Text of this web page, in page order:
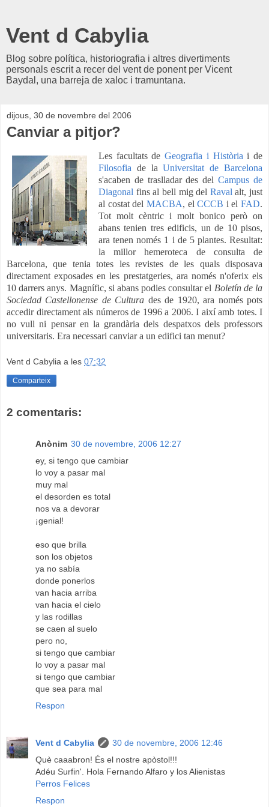
Vent d Cabylia
Blog sobre política, historiografia i altres divertiments
personals escrit a recer del vent de ponent per Vicent
Baydal, una barreja de xaloc i tramuntana.
dijous, 30 de novembre del 2006
Canviar a pitjor?
Les facultats deGeografia i Història i de
Filosofia de laUniversitat de Barcelona
s'acaben de traslladar des delCampus de
Diagonal fins al bell mig del Ravalalt, just
al costat del MACBA, elCCCB i el FAD.
Tot molt cèntric i molt bonico però on
abans tenien tres edificis, un de 10 pisos,
ara tenen només 1 i de 5 plantes. Resultat:
la millor hemeroteca de consulta de
Barcelona, que tenia totes les revistes de les quals disposava
directament exposades en les prestatgeries, ara només n'oferix els
10 darrers anys. Magnífic, si abans podies consultar el Boletín de la
Sociedad Castellonense de Cultura des de 1920, ara només pots
accedir directament als números de 1996 a 2006. I així amb totes. I
no vull ni pensar en la grandària dels despatxos dels professors
universitaris. Era necessari canviar a un edifici tan menut?
Vent d Cabylia a les 07:32
Comparteix
2 comentaris:
Anònim 30 de novembre, 2006 12:27
ey, si tengo que cambiar
lo voy a pasar mal
muy mal
el desorden es total
nos va a devorar
¡genial!
eso que brilla
son los objetos
ya no sabía
donde ponerlos
van hacia arriba
van hacia el cielo
y las rodillas
se caen al suelo
pero no,
si tengo que cambiar
lo voy a pasar mal
si tengo que cambiar
que sea para mal
Respon
Vent d Cabylia
30 de novembre, 2006 12:46
Què caaabron! És el nostre apòstol!!!
Adéu Surfin'. Hola Fernando Alfaro y los Alienistas
Perros Felices
Respon